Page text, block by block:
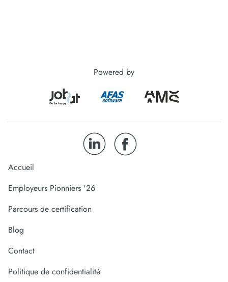
Powered by
Accueil
Employeurs Pionniers '26
Parcours de certification
Blog
Contact
Politique de confidentialité